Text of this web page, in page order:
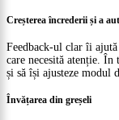
Creșterea încrederii și a
Feedback-ul clar îi
care necesită atenție.
și să își ajusteze modul
Învățarea din greșeli